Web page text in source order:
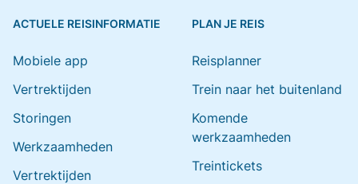
ACTUELE REISINFORMATIE
Mobiele app
Vertrektijden
Storingen
Werkzaamheden
Vertrektijden
PLAN JE REIS
Reisplanner
Trein naar het buitenland
Komende
werkzaamheden
Treintickets